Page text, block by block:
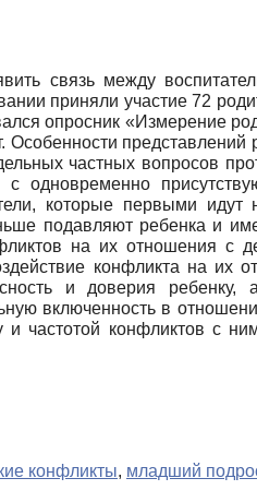
связь между
приняли участие 72
опросник «Измерение
представлений
частных вопросов
одновременно
которые первыми
подавляют ребенка и
на их отношения с
конфликта на их
и доверия ребенку,
включенность в
частотой конфликтов с
конфликты, младший